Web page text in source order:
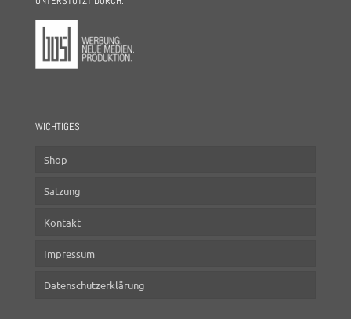
WICHTIGES
Shop
Satzung
Kontakt
Impressum
Datenschutzerklärung